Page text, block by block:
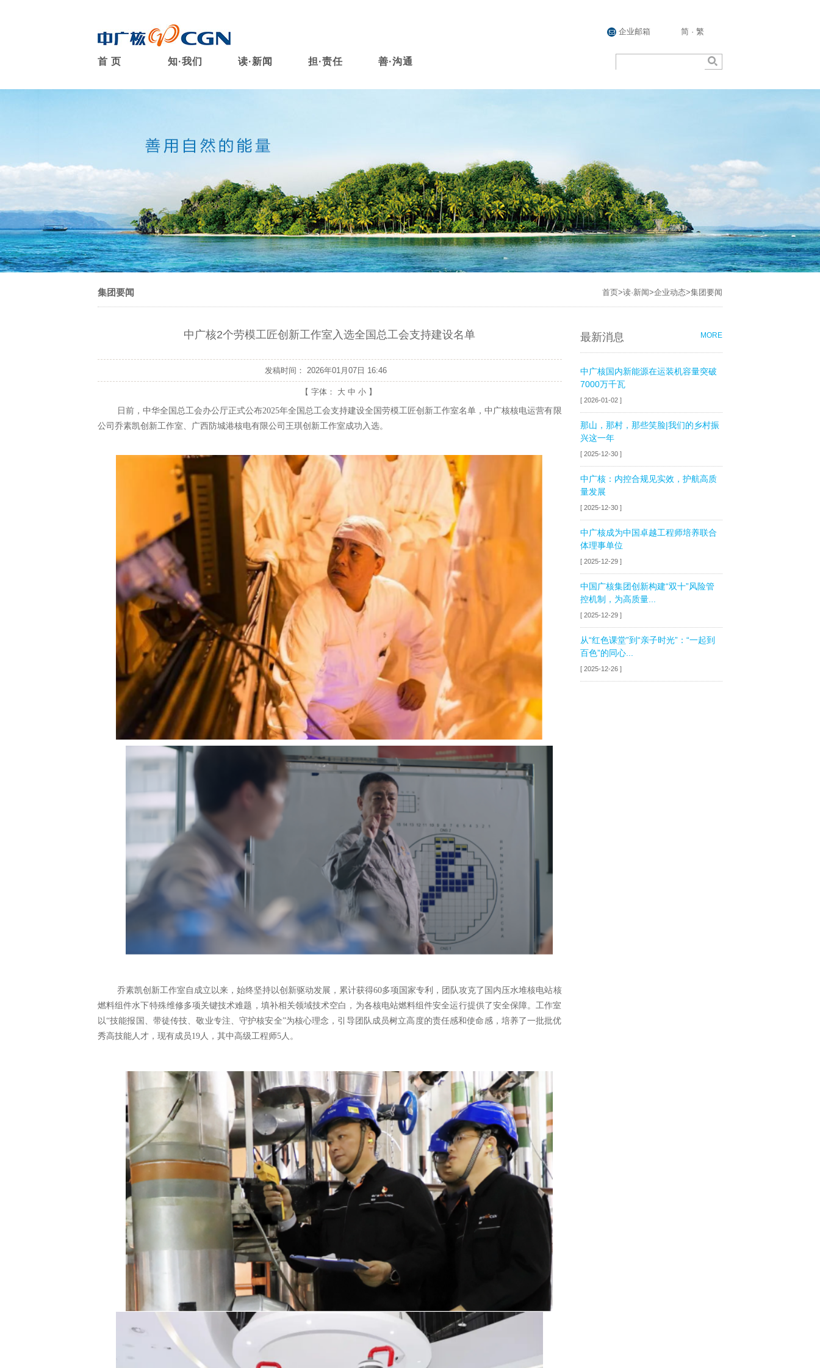
简 · 繁
企业邮箱
首 页 知·我们 读·新闻 担·责任 善·沟通
首页>读·新闻>企业动态>集团要闻
集团要闻
中广核2个劳模工匠创新工作室入选全国总工会支持建设名单
发稿时间：2026年01月07日 16:46
【 字体： 大 中 小 】
日前，中华全国总工会办公厅正式公布2025年全国总工会支持建设全国劳模工匠创新工作室名单，中广核核电运营有限
公司乔素凯创新工作室、广西防城港核电有限公司王琪创新工作室成功入选。
乔素凯创新工作室自成立以来，始终坚持以创新驱动发展，累计获得60多项国家专利，团队攻克了国内压水堆核电站核
燃料组件水下特殊维修多项关键技术难题，填补相关领域技术空白，为各核电站燃料组件安全运行提供了安全保障。工作室
以“技能报国、带徒传技、敬业专注、守护核安全”为核心理念，引导团队成员树立高度的责任感和使命感，培养了一批批优
秀高技能人才，现有成员19人，其中高级工程师5人。
MORE
最新消息
中广核国内新能源在运装机容量突破
7000万千瓦
[ 2026-01-02 ]
那山，那村，那些笑脸|我们的乡村振
兴这一年
[ 2025-12-30 ]
中广核：内控合规见实效，护航高质
量发展
[ 2025-12-30 ]
中广核成为中国卓越工程师培养联合
体理事单位
[ 2025-12-29 ]
中国广核集团创新构建“双十”风险管
控机制，为高质量...
[ 2025-12-29 ]
从“红色课堂”到“亲子时光”：“一起到
百色”的同心...
[ 2025-12-26 ]